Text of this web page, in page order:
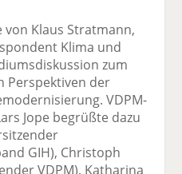
Klaus Stratmann,
Klima und
zum
Perspektiven der
VDPM-
Jope begrüßte dazu
GIH), Christoph
VDPM), Katharina